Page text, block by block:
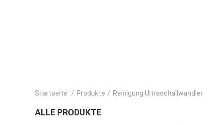
Startseite / Produkte / Reinigung Ultraschallwandler
ALLE PRODUKTE